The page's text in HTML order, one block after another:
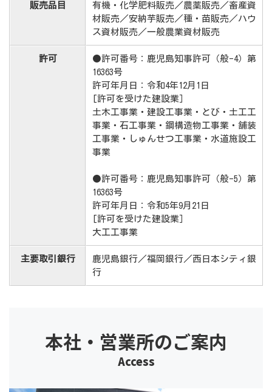
販売品目
有機・化学肥料販売／農薬販売／畜産資
材販売／安納芋販売／種・苗販売／ハウ
ス資材販売／一般農業資材販売
許可
●許可番号：鹿児島知事許可（般-4）第
16363号
許可年月日：令和4年12月1日
[許可を受けた建設業］
土木工事業・建設工事業・とび・土工工
事業・石工事業・鋼構造物工事業・舗装
工事業・しゅんせつ工事業・水道施設工
事業
●許可番号：鹿児島知事許可（般-5）第
16363号
許可年月日：令和5年9月21日
[許可を受けた建設業］
大工工事業
主要取引銀行
鹿児島銀行／福岡銀行／西日本シティ銀
行
本社・営業所のご案内
Access